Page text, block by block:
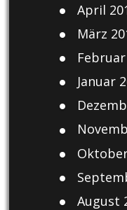
April
März
Januar
August